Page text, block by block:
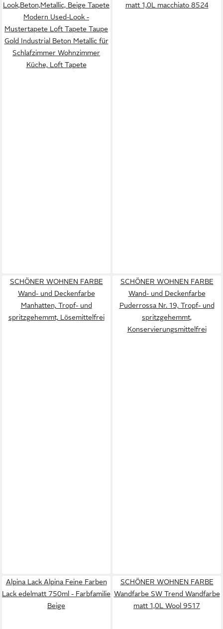
Look,Beton,Metallic, Beige Tapete
Modern Used-Look -
Mustertapete Loft Tapete Taupe
Gold Industrial Beton Metallic für
Schlafzimmer Wohnzimmer
Küche, Loft Tapete
matt 1,0L macchiato 8524
SCHÖNER WOHNEN FARBE
Wand- und Deckenfarbe
Manhatten, Tropf- und
spritzgehemmt, Lösemittelfrei
SCHÖNER WOHNEN FARBE
Wand- und Deckenfarbe
Puderrossa Nr. 19, Tropf- und
spritzgehemmt,
Konservierungsmittelfrei
Alpina Lack Alpina Feine Farben
Lack edelmatt 750ml - Farbfamilie
Beige
SCHÖNER WOHNEN FARBE
Wandfarbe SW Trend Wandfarbe
matt 1,0L Wool 9517